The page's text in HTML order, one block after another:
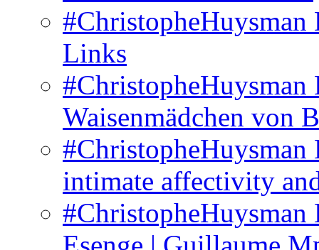
#ChristopheHuysman
Links
#ChristopheHuysman
Waisenmädchen von
intimate affectivity
#ChristopheHuysman